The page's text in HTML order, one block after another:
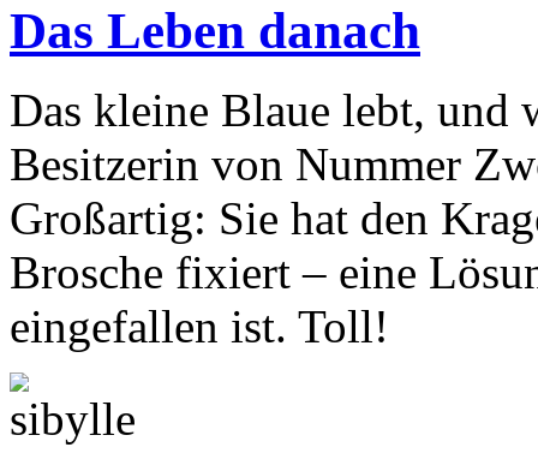
Das Leben danach
Das kleine Blaue lebt, und
Besitzerin von Nummer
Großartig: Sie hat den
Brosche fixiert – eine
eingefallen ist. Toll!